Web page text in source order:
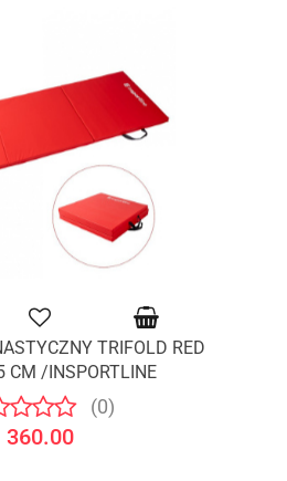
TRIFOLD RED
CM /INSPORTLINE
(0)
360.00